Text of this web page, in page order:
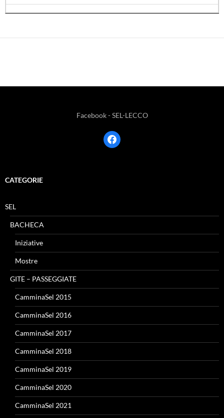
Facebook - SEL-LECCO
facebook
CATEGORIE
SEL
BACHECA
Iniziative
Mostre
GITE – PASSEGGIATE
CamminaSel 2015
CamminaSel 2016
CamminaSel 2017
CamminaSel 2018
CamminaSel 2019
CamminaSel 2020
CamminaSel 2021